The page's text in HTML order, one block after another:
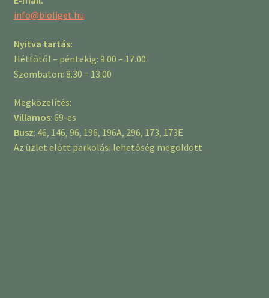
info@bioliget.hu
Nyitva tartás:
Hétfőtől – péntekig: 9.00 – 17.00
Szombaton: 8.30 – 13.00
Megközelítés:
Villamos: 69-es
Busz: 46, 146, 96, 196, 196A, 296, 173, 173E
Az üzlet előtt parkolási lehetőség megoldott